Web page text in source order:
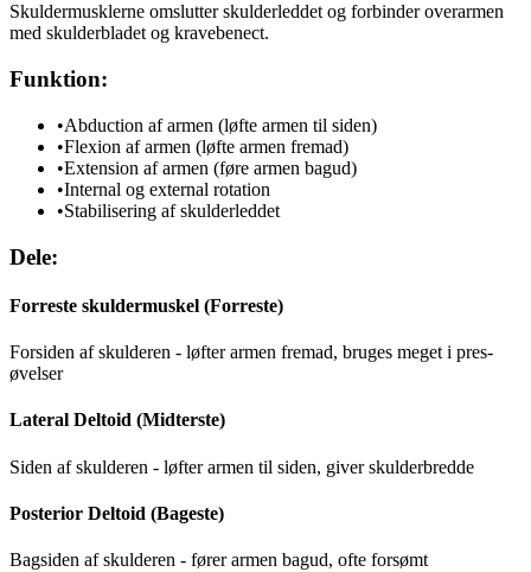
Skuldermusklerne omslutter skulderleddet og forbinder overarmen
med skulderbladet og kravebenect.
Funktion:
•Abduction af armen (løfte armen til siden)
•Flexion af armen (løfte armen fremad)
•Extension af armen (føre armen bagud)
•Internal og external rotation
•Stabilisering af skulderleddet
Dele:
Forreste skuldermuskel (Forreste)
Forsiden af skulderen - løfter armen fremad, bruges meget i pres-
øvelser
Lateral Deltoid (Midterste)
Siden af skulderen - løfter armen til siden, giver skulderbredde
Posterior Deltoid (Bageste)
Bagsiden af skulderen - fører armen bagud, ofte forsømt